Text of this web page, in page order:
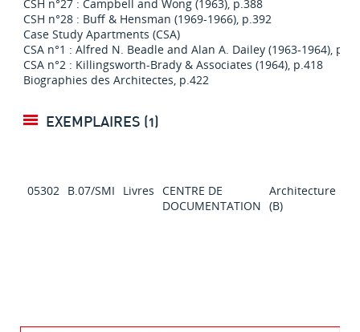
CSH n°27 : Campbell and Wong (1963), p.388
CSH n°28 : Buff & Hensman (1969-1966), p.392
Case Study Apartments (CSA)
CSA n°1 : Alfred N. Beadle and Alan A. Dailey (1963-1964),
CSA n°2 : Killingsworth-Brady & Associates (1964), p.418
Biographies des Architectes, p.422
EXEMPLAIRES (1)
05302 B.07/SMI Livres CENTRE DE
DOCUMENTATION
Architecture
(B)